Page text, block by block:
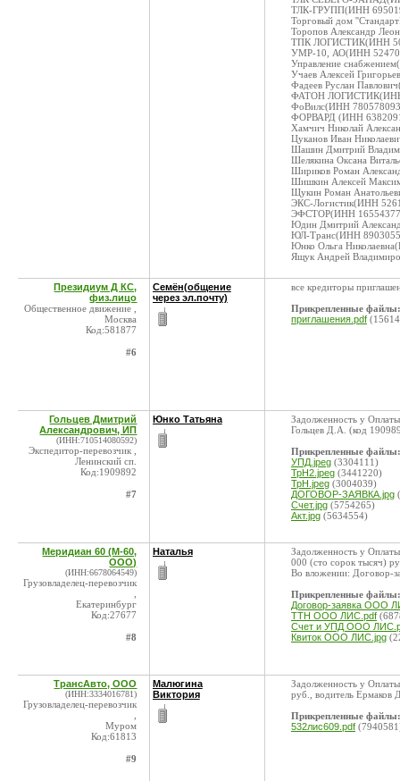
ТЛК-ГРУПП(ИНН
Торговый дом
Торопов Александр
ТПК ЛОГИСТИК(ИНН
УМР-10, АО(ИНН
Управление
Учаев Алексей
Фадеев Руслан
ФАТОН ЛОГИСТИК(ИНН
ФоВилс(ИНН
ФОРВАРД (ИНН
Хамчич Николай
Цуканов Иван
Шашин Дмитрий
Шелякина Оксана
Шириков Роман
Шишкин Алексей
Щукин Роман
ЭКС-Логистик(ИНН
ЭФСТОР(ИНН
Юдин Дмитрий
ЮЛ-Транс(ИНН
Юнко Ольга
Ящук Андрей
Президиум Д КС,
физ.лицо
Общественное движение ,
Москва
Код:581877
#6
Семён(общение
через эл.почту)
все кредиторы
Прикрепленные файлы:
приглашения.pdf
Гольцев Дмитрий
Александрович, ИП
(ИНН:710514080592)
Экспедитор-перевозчик ,
Ленинский сп.
Код:1909892
#7
Юнко Татьяна
Задолженность у
Гольцев Д.А. (код
Прикрепленные файлы:
УПД.jpeg (3304111)
ТрН2.jpeg (3441220)
ТрН.jpeg (3004039)
ДОГОВОР-ЗАЯВКА.jpg
Счет.jpg (5754265)
Акт.jpg (5634554)
Меридиан 60 (М-60,
ООО)
(ИНН:6678064549)
Грузовладелец-перевозчик
Екатеринбург
Код:27677
#8
Наталья
Задолженность у
000 (сто сорок тысяч)
Во вложении: Договор-
Прикрепленные файлы:
Договор-заявка ООО
ТТН ООО ЛИС.pdf
Счет и УПД ООО
Квиток ООО ЛИС.jpg
ТрансАвто, ООО
(ИНН:3334016781)
Грузовладелец-перевозчик
Муром
Код:61813
#9
Малюгина
Виктория
Задолженность у
руб., водитель Ермаков
Прикрепленные файлы:
532лис609.pdf